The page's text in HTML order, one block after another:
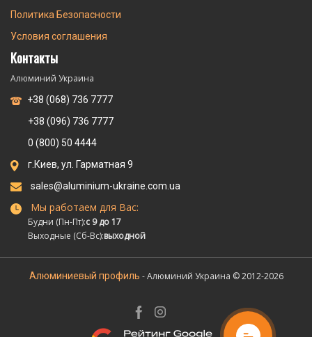
Политика Безопасности
Условия соглашения
Контакты
Алюминий Украина
+38 (068) 736 7777
+38 (096) 736 7777
0 (800) 50 4444
г.Киев, ул. Гарматная 9
sales@aluminium-ukraine.com.ua
Мы работаем для Вас:
Будни (Пн-Пт):с 9 до 17
Выходные (Сб-Вс):выходной
Алюминиевый профиль - Алюминий Украина © 2012-2026